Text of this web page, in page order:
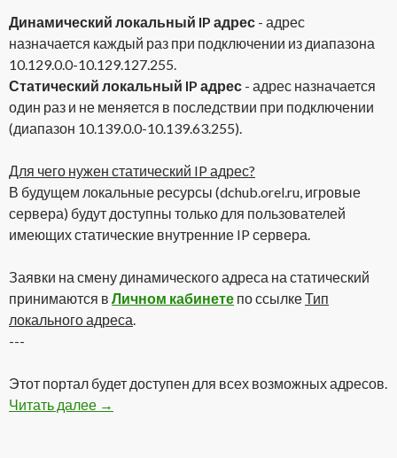
Динамический локальный IP адрес - адрес
назначается каждый раз при подключении из диапазона
10.129.0.0-10.129.127.255.
Статический локальный IP адрес - адрес назначается
один раз и не меняется в последствии при подключении
(диапазон 10.139.0.0-10.139.63.255).
Для чего нужен статический IP адрес?
В будущем локальные ресурсы (dchub.orel.ru, игровые
сервера) будут доступны только для пользователей
имеющих статические внутренние IP сервера.
Заявки на смену динамического адреса на статический
принимаются в Личном кабинете по ссылкеТип
локального адреса.
---
Этот портал будет доступен для всех возможных адресов.
Читать далее Статический локальный IP адрес
→